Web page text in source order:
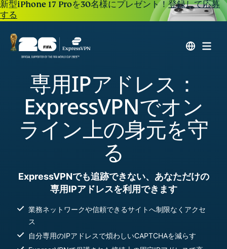
新型iPhone 17 Proを30名様にプレゼント！登録して応募
する
専用IPアドレス：
ExpressVPNでオン
ライン上の身元を守
る
ExpressVPNでも追跡できない、あなただけの
専用IPアドレスを利用できます
業務ネットワークや信頼できるサイトへ制限なくアクセ
ス
自分専用のIPアドレスで煩わしいCAPTCHAを減らす